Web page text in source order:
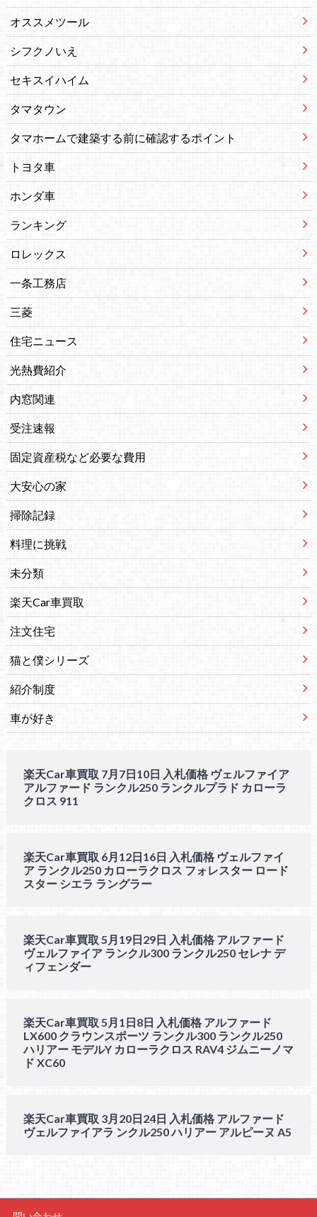
オススメツール
シフクノいえ
セキスイハイム
タマタウン
タマホームで建築する前に確認するポイント
トヨタ車
ホンダ車
ランキング
ロレックス
一条工務店
三菱
住宅ニュース
光熱費紹介
内窓関連
受注速報
固定資産税など必要な費用
大安心の家
掃除記録
料理に挑戦
未分類
楽天Car車買取
注文住宅
猫と僕シリーズ
紹介制度
車が好き
楽天Car車買取 7月7日10日 入札価格 ヴェルファイア
アルファード ランクル250 ランクルプラド カローラ
クロス 911
楽天Car車買取 6月12日16日 入札価格 ヴェルファイ
ア ランクル250 カローラクロス フォレスター ロード
スター シエラ ラングラー
楽天Car車買取 5月19日29日 入札価格 アルファード
ヴェルファイア ランクル300 ランクル250 セレナ デ
ィフェンダー
楽天Car車買取 5月1日8日 入札価格 アルファード
LX600 クラウンスポーツ ランクル300 ランクル250
ハリアー モデルY カローラクロス RAV4 ジムニーノマ
ド XC60
楽天Car車買取 3月20日24日 入札価格 アルファード
ヴェルファイアラ ンクル250 ハリアー アルピーヌ A5